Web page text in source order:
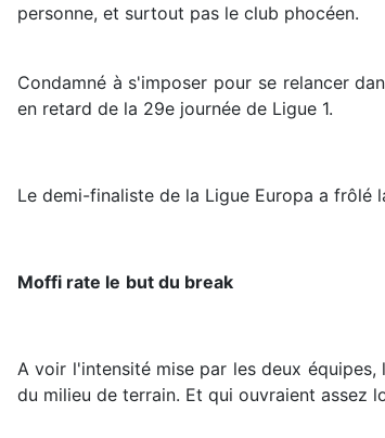
personne, et surtout pas le club phocéen.
Condamné à s'imposer pour se relancer
en retard de la 29e journée de Ligue 1.
Le demi-finaliste de la Ligue Europa a
Moffi rate le but du break
A voir l'intensité mise par les deux
du milieu de terrain. Et qui ouvraient assez